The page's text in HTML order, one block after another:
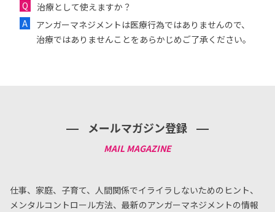
治療として使えますか？
アンガーマネジメントは医療行為ではありませんので、
治療ではありませんことをあらかじめご了承ください。
メールマガジン登録
仕事、家庭、子育て、人間関係でイライラしないためのヒント、
メンタルコントロール方法、 最新のアンガーマネジメントの情報